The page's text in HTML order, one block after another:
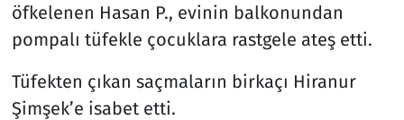
öfkelenen Hasan P., evinin balkonundan
pompalı tüfekle çocuklara rastgele ateş etti.
Tüfekten çıkan saçmaların birkaçı Hiranur
Şimşek’e isabet etti.